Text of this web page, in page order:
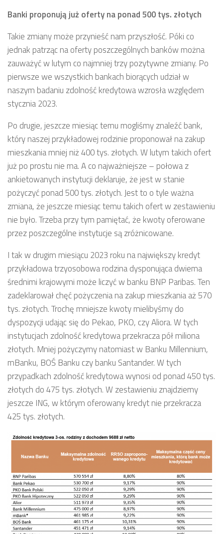
Banki proponują już oferty na ponad 500 tys. złotych
Takie zmiany może przynieść nam przyszłość. Póki co
jednak patrząc na oferty poszczególnych banków można
zauważyć w lutym co najmniej trzy pozytywne zmiany. Po
pierwsze we wszystkich bankach biorących udział w
naszym badaniu zdolność kredytowa wzrosła względem
stycznia 2023.
Po drugie, jeszcze miesiąc temu mogliśmy znaleźć bank,
który naszej przykładowej rodzinie proponował na zakup
mieszkania mniej niż 400 tys. złotych. W lutym takich ofert
już po prostu nie ma. A co najważniejsze – połowa z
ankietowanych instytucji deklaruje, że jest w stanie
pożyczyć ponad 500 tys. złotych. Jest to o tyle ważna
zmiana, że jeszcze miesiąc temu takich ofert w zestawieniu
nie było. Trzeba przy tym pamiętać, że kwoty oferowane
przez poszczególne instytucje są zróżnicowane.
I tak w drugim miesiącu 2023 roku na największy kredyt
przykładowa trzyosobowa rodzina dysponująca dwiema
średnimi krajowymi może liczyć w banku BNP Paribas. Ten
zadeklarował chęć pożyczenia na zakup mieszkania aż 570
tys. złotych. Trochę mniejsze kwoty mielibyśmy do
dyspozycji udając się do Pekao, PKO, czy Aliora. W tych
instytucjach zdolność kredytowa przekracza pół miliona
złotych. Mniej pożyczymy natomiast w Banku Millennium,
mBanku, BOŚ Banku czy banku Santander. W tych
przypadkach zdolność kredytowa wynosi od ponad 450 tys.
złotych do 475 tys. złotych. W zestawieniu znajdziemy
jeszcze ING, w którym oferowany kredyt nie przekracza
425 tys. złotych.